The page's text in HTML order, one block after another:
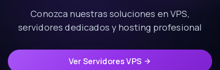
Conozca nuestras soluciones en VPS,
servidores dedicados y hosting profesional
Ver Servidores VPS